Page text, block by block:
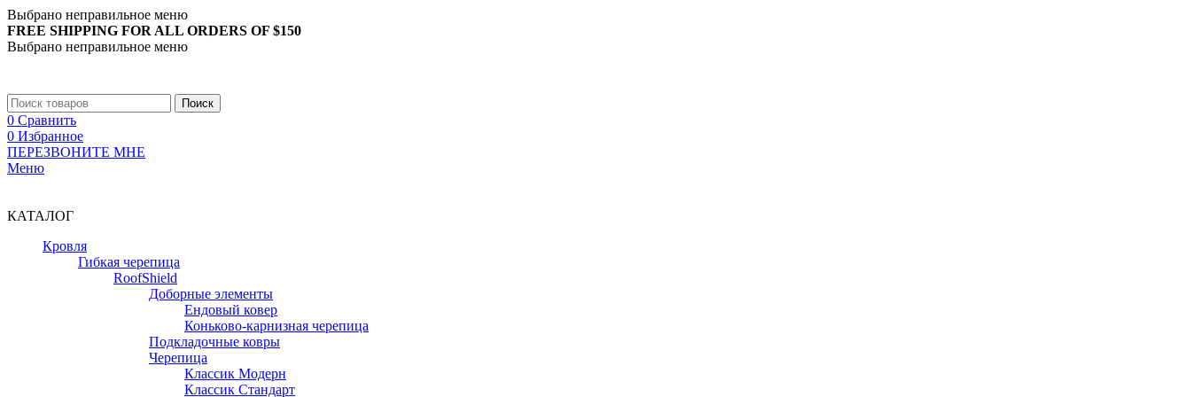
Выбрано неправильное меню
FREE SHIPPING FOR ALL ORDERS OF $150
Выбрано неправильное меню
Поиск
0 Сравнить
0 Избранное
ПЕРЕЗВОНИТЕ МНЕ
Меню
КАТАЛОГ
Кровля
Гибкая черепица
RoofShield
Доборные элементы
Ендовый ковер
Коньково-карнизная черепица
Подкладочные ковры
Черепица
Классик Модерн
Классик Стандарт